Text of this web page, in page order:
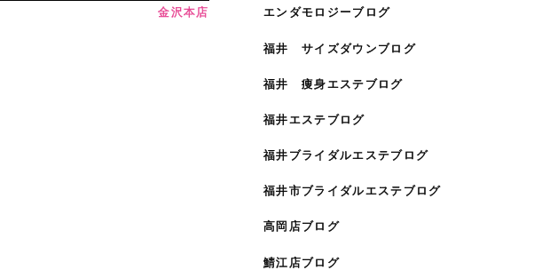
金沢本店 エンダモロジーブログ
福井 サイズダウンブログ
福井 痩身エステブログ
福井エステブログ
福井ブライダルエステブログ
福井市ブライダルエステブログ
高岡店ブログ
鯖江店ブログ